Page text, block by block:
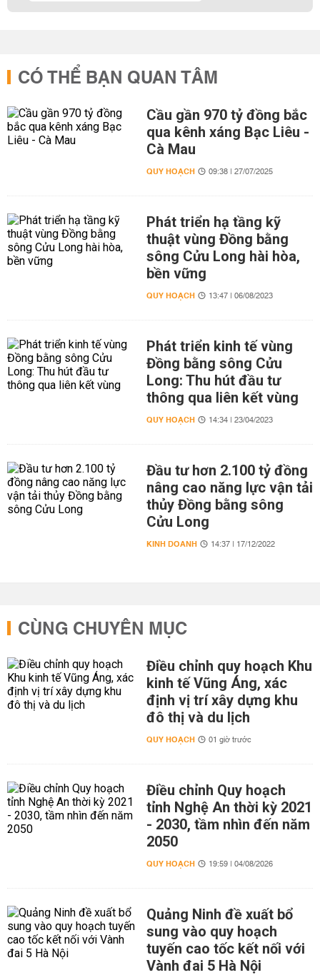
CÓ THỂ BẠN QUAN TÂM
Cầu gần 970 tỷ đồng bắc
qua kênh xáng Bạc Liêu -
Cà Mau
QUY HOẠCH 09:38 | 27/07/2025
Phát triển hạ tầng kỹ
thuật vùng Đồng bằng
sông Cửu Long hài hòa,
bền vững
QUY HOẠCH 13:47 | 06/08/2023
Phát triển kinh tế vùng
Đồng bằng sông Cửu
Long: Thu hút đầu tư
thông qua liên kết vùng
QUY HOẠCH 14:34 | 23/04/2023
Đầu tư hơn 2.100 tỷ đồng
nâng cao năng lực vận tải
thủy Đồng bằng sông
Cửu Long
KINH DOANH 14:37 | 17/12/2022
CÙNG CHUYÊN MỤC
Điều chỉnh quy hoạch Khu
kinh tế Vũng Áng, xác
định vị trí xây dựng khu
đô thị và du lịch
QUY HOẠCH 01 giờ trước
Điều chỉnh Quy hoạch
tỉnh Nghệ An thời kỳ 2021
- 2030, tầm nhìn đến năm
2050
QUY HOẠCH 19:59 | 04/08/2026
Quảng Ninh đề xuất bổ
sung vào quy hoạch
tuyến cao tốc kết nối với
Vành đai 5 Hà Nội